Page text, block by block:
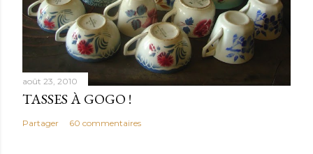
août 23, 2010
TASSES À GOGO !
Partager 60 commentaires